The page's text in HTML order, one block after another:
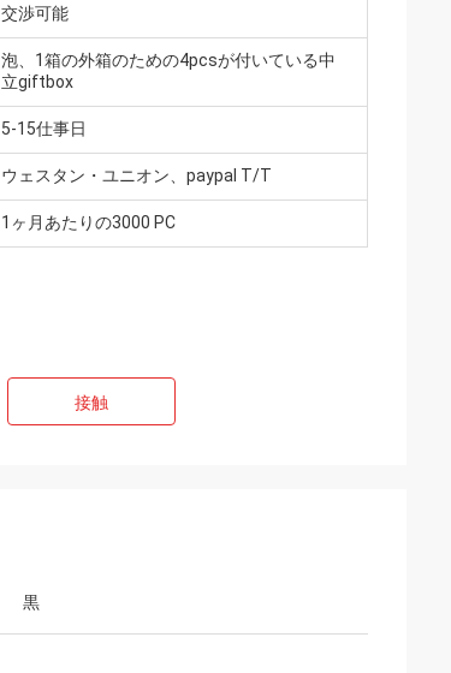
交渉可能
泡、1箱の外箱のための4pcsが付いている中
立giftbox
5-15仕事日
ウェスタン・ユニオン、paypal T/T
1ヶ月あたりの3000 PC
接触
黒